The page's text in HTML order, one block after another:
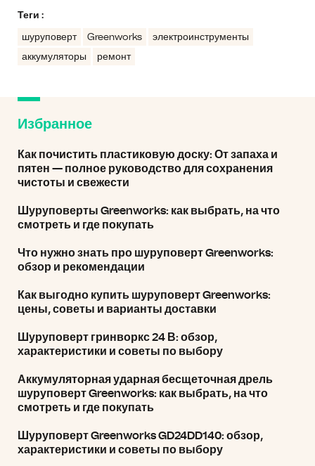
Теги :
шуруповерт Greenworks
электроинструменты
аккумуляторы
ремонт
Избранное
Как почистить пластиковую доску: От запаха и
пятен — полное руководство для сохранения
чистоты и свежести
Шуруповерты Greenworks: как выбрать, на что
смотреть и где покупать
Что нужно знать про шуруповерт Greenworks:
обзор и рекомендации
Как выгодно купить шуруповерт Greenworks:
цены, советы и варианты доставки
Шуруповерт гринворкс 24 В: обзор,
характеристики и советы по выбору
Аккумуляторная ударная бесщеточная дрель
шуруповерт Greenworks: как выбрать, на что
смотреть и где покупать
Шуруповерт Greenworks GD24DD140: обзор,
характеристики и советы по выбору